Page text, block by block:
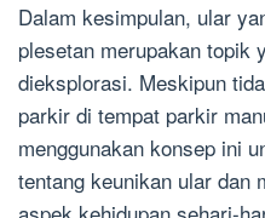
Dalam kesimpulan, ular
plesetan merupakan topik
dieksplorasi. Meskipun
parkir di tempat parkir
menggunakan konsep ini
tentang keunikan ular dan